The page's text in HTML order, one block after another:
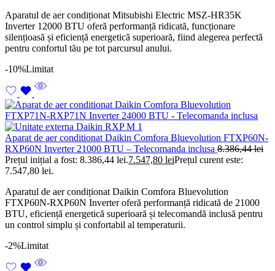
Aparatul de aer condiționat Mitsubishi Electric MSZ-HR35K
Inverter 12000 BTU oferă performanță ridicată, funcționare
silențioasă și eficiență energetică superioară, fiind alegerea perfectă
pentru confortul tău pe tot parcursul anului.
-10%Limitat
Aparat de aer conditionat Daikin Comfora Bluevolution FTXP60N-
RXP60N Inverter 21000 BTU – Telecomanda inclusa 8.386,44lei
Prețul inițial a fost: 8.386,44 lei.7.547,80 leiPrețul curent este:
7.547,80 lei.
Aparatul de aer condiționat Daikin Comfora Bluevolution
FTXP60N-RXP60N Inverter oferă performanță ridicată de 21000
BTU, eficiență energetică superioară și telecomandă inclusă pentru
un control simplu și confortabil al temperaturii.
-2%Limitat